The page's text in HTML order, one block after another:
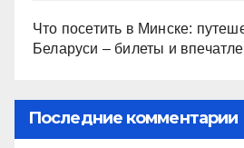
Что посетить в Минске:
Беларуси – билеты и
Последние комментарии